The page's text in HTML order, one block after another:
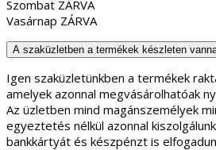
Szombat ZÁRVA
Vasárnap ZÁRVA
A szaküzletben a termékek készleten
Igen szaküzletünkben a termékek
amelyek azonnal megvásárolhatóak
Az üzletben mind magánszemélyek
egyeztetés nélkül azonnal
bankkártyát és készpénzt is